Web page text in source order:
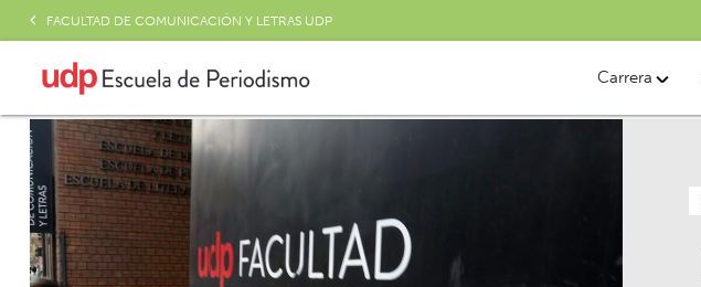
FACULTAD DE COMUNICACIÓN Y LETRAS UDP
Carrera